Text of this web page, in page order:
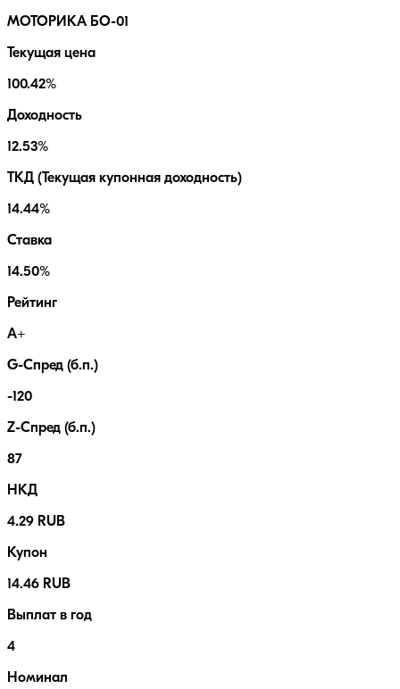
МОТОРИКА БO-01
Текущая цена
100.42%
Доходность
12.53%
ТКД (Текущая купонная доходность)
14.44%
Ставка
14.50%
Рейтинг
A+
G-Спред (б.п.)
-120
Z-Спред (б.п.)
87
НКД
4.29 RUB
Купон
14.46 RUB
Выплат в год
4
Номинал